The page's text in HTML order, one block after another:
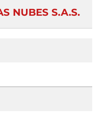
NUBES S.A.S.